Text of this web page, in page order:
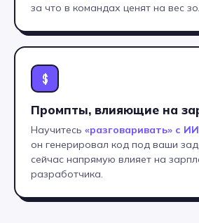
за что в командах ценят на вес
$
Промпты, влияющие на
Научитесь «разговаривать» с ИИ
он генерировал код под ваши
сейчас напрямую влияет на
разработчика.
А мне подойдет
профессия?